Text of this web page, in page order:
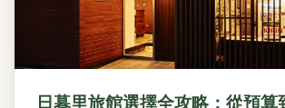
日暮里旅館選擇全攻略：從預算